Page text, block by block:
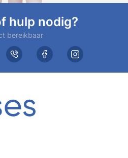
hulp nodig?
bereikbaar